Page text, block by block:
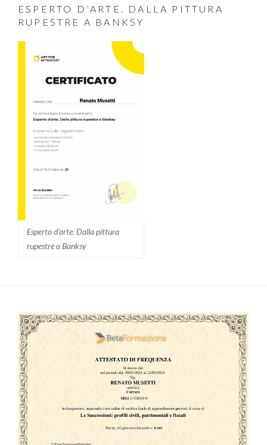
ESPERTO D’ARTE. DALLA PITTURA
RUPESTRE A BANKSY
Esperto d'arte. Dalla pittura
rupestre a Banksy